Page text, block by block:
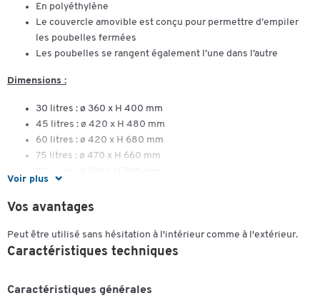
Voir plus
En polyéthylène
Le couvercle amovible est conçu pour permettre d’empiler
les poubelles fermées
Les poubelles se rangent également l’une dans l’autre
Dimensions :
30 litres : ø 360 x H 400 mm
45 litres : ø 420 x H 480 mm
60 litres : ø 420 x H 680 mm
75 litres : ø 470 x H 660 mm
150 litres : ø 600 x H 740 mm
Vos avantages
Peut être utilisé sans hésitation à l'intérieur comme à l'extérieur.
Caractéristiques techniques
Caractéristiques générales